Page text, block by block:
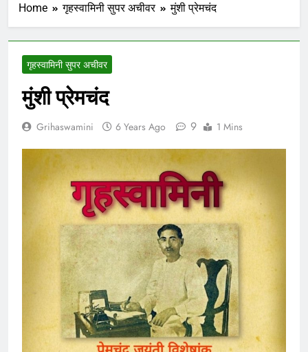
Home गृहस्वामिनी सुपर अचीवर मुंशी प्रेमचंद
गृहस्वामिनी सुपर अचीवर
मुंशी प्रेमचंद
Grihaswamini 6 Years Ago 9 1 Mins